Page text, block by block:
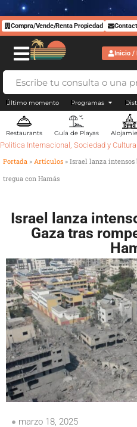
Compra/Vende/Renta Propiedad
Inicio /
Último momento Programas
Restaurants Guía de Playas
Politica Internacional , Sociedad y Cultura
Portada » Artículos » Israel lanza intensos
tregua con Hamás
Israel lanza
Gaza tras
marzo 18, 2025